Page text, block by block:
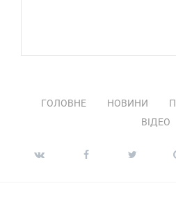
ГОЛОВНЕ НОВИНИ
ВІДЕО